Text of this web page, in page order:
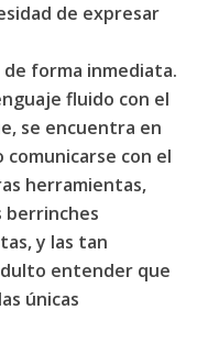
de expresar
forma inmediata.
fluido con el
se encuentra en
con el
herramientas,
berrinches
y las tan
entender que
únicas